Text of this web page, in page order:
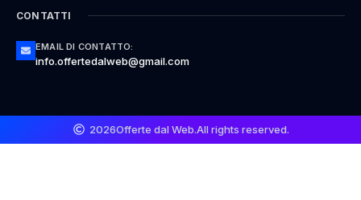
CONTATTI
EMAIL DI CONTATTO:
info.offertedalweb@gmail.com
2026Offerte dal Web.All rights reserved.